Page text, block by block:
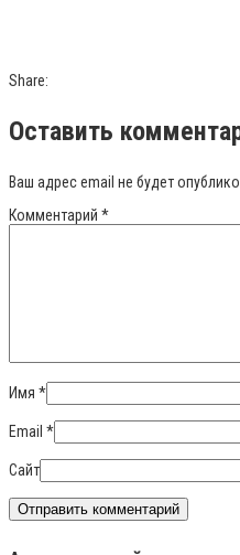
Share:
Оставить
Ваш адрес email не будет
Комментарий *
Имя *
Email *
Сайт